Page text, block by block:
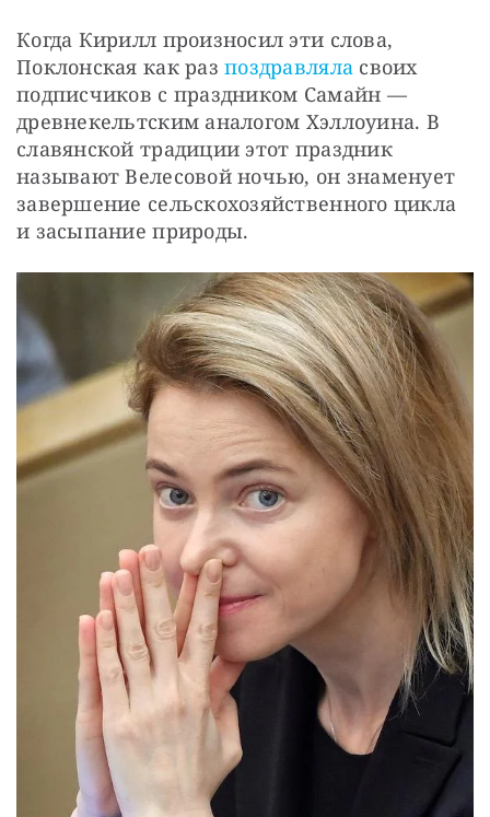
Когда Кирилл произносил эти слова,
Поклонская как раз поздравляла своих
подписчиков с праздником Самайн —
древнекельтским аналогом Хэллоуина. В
славянской традиции этот праздник
называют Велесовой ночью, он знаменует
завершение сельскохозяйственного цикла
и засыпание природы.